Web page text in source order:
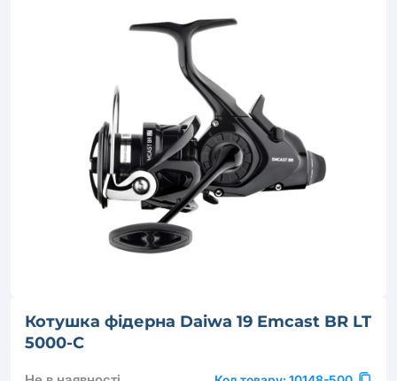
Котушка фідерна Daiwa 19 Emcast BR LT
5000-C